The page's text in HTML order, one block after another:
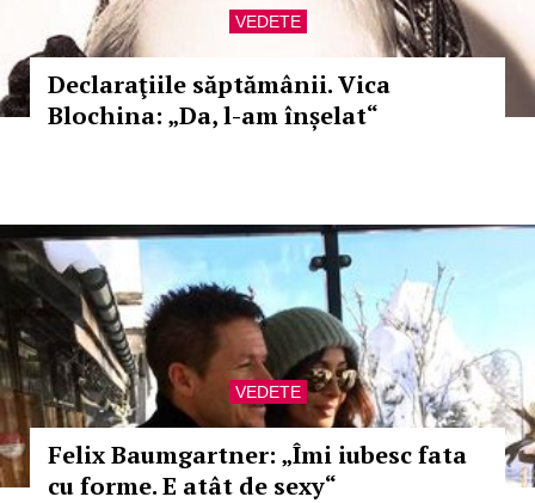
VEDETE
Declaraţiile săptămânii. Vica
Blochina: „Da, l-am înșelat“
VEDETE
Felix Baumgartner: „Îmi iubesc fata
cu forme. E atât de sexy“